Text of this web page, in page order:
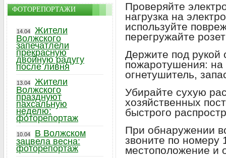
Проверяйте
нагрузка на
используйте
перегружайте
Держите под рукой
пожаротушения: на
огнетушитель,
Убирайте сухую
хозяйственных
быстрого
При обнаружении
звоните по номеру
местоположение и
ФОТОРЕПОРТАЖИ
14.04
Жители
Волжского
запечатлели
прекрасную
двойную радугу
после ливня
13.04
Жители
Волжского
празднуют
пахсальную
неделю:
фоторепортаж
10.04
В Волжском
зацвела весна:
фоторепортаж